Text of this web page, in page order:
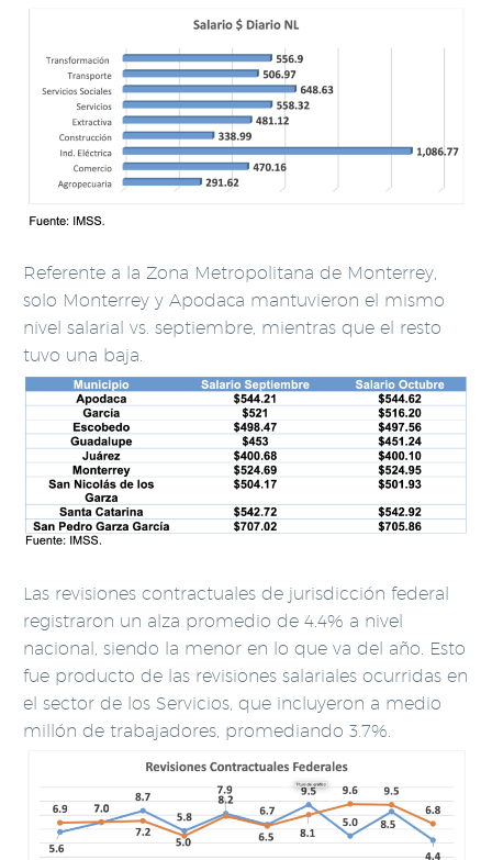
Referente a la Zona Metropolitana de Monterrey,
solo Monterrey y Apodaca mantuvieron el mismo
nivel salarial vs. septiembre, mientras que el resto
tuvo una baja.
Las revisiones contractuales de jurisdicción federal
registraron un alza promedio de 4.4% a nivel
nacional, siendo la menor en lo que va del año. Esto
fue producto de las revisiones salariales ocurridas en
el sector de los Servicios, que incluyeron a medio
millón de trabajadores, promediando 3.7%.